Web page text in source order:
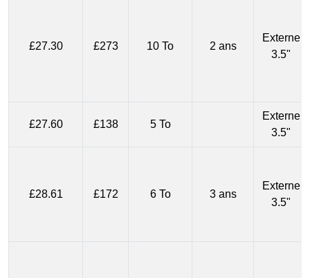
£27.30 £273 10 To 2 ans
Externe
3.5"
£27.60 £138 5 To
Externe
3.5"
£28.61 £172 6 To 3 ans
Externe
3.5"